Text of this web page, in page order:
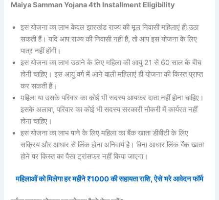
Maiya Samman Yojana 4th Installment Eligibility
इस योजना का लाभ केवल झारखंड राज्य की मूल निवासी महिलाएं ही उठा
सकती हैं। यदि आप राज्य की निवासी नहीं हैं, तो आप इस योजना के लिए
पात्र नहीं होंगी।
इस योजना का लाभ उठाने के लिए महिला की आयु 21 से 60 साल के बीच
होनी चाहिए। इस आयु वर्ग में आने वाली महिलाएं ही योजना की किस्त प्राप्त
कर सकती हैं।
महिला या उसके परिवार का कोई भी सदस्य आयकर दाता नहीं होना चाहिए।
इसके अलावा, परिवार का कोई भी सदस्य सरकारी नौकरी में कार्यरत नहीं
होना चाहिए।
इस योजना का लाभ पाने के लिए महिला का बैंक खाता डीबीटी के लिए
सक्रिय और आधार से लिंक होना अनिवार्य है। बिना आधार लिंक बैंक खाता
होने पर किस्त का पैसा ट्रांसफर नहीं किया जाएगा।
महिलाओं को मिलेगा हर महीने ₹1000 की सहायता राशि, ऐसे भरे आवेदन फॉर्म